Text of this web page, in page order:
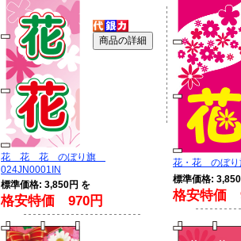
花 花 花 のぼり旗
024JN0001IN
標準価格: 3,850円 を
格安特価 970円
花・花 のぼ
標準価格:
格安特価